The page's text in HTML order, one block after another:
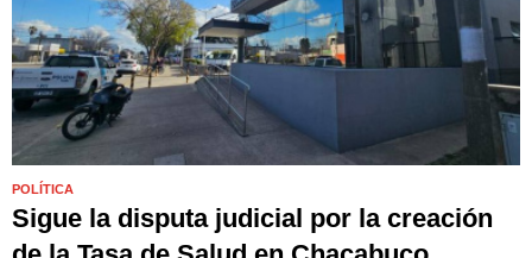
POLÍTICA
Sigue la disputa judicial por la creación